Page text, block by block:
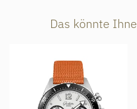
Das könnte